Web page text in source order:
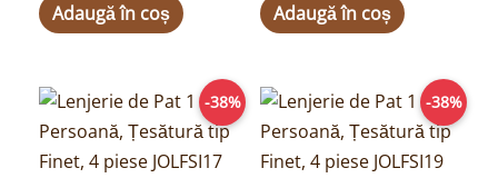
Adaugă în coș Adaugă în coș
-38%
Prețul
a
fost:
159,00lei.
Prețul
curent
este:
99,00lei.
-38%
Prețul
a
fost:
159,00lei.
Prețul
curent
este:
99,00lei.